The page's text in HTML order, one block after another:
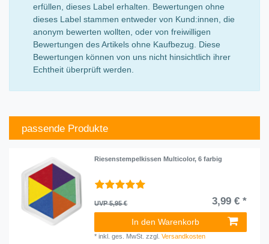
erfüllen, dieses Label erhalten. Bewertungen ohne
dieses Label stammen entweder von Kund:innen, die
anonym bewerten wollten, oder von freiwilligen
Bewertungen des Artikels ohne Kaufbezug. Diese
Bewertungen können von uns nicht hinsichtlich ihrer
Echtheit überprüft werden.
passende Produkte
Riesenstempelkissen Multicolor, 6 farbig
UVP 5,95 € 3,99 € *
In den Warenkorb
*inkl. ges. MwSt. zzgl.Versandkosten